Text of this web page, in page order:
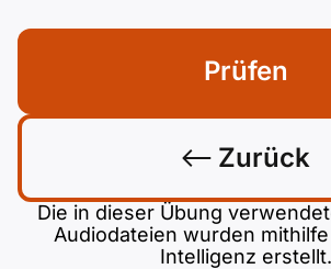
Zurück
Prüfen
Die in dieser Übung
Audiodateien wurden
Intelligenz erstellt.